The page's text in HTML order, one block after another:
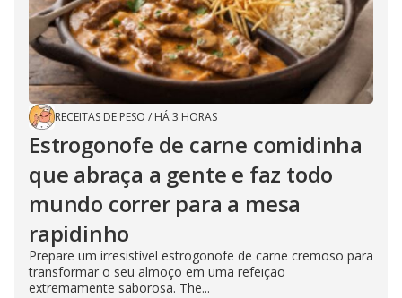
RECEITAS DE PESO / HÁ 3 HORAS
Estrogonofe de carne comidinha
que abraça a gente e faz todo
mundo correr para a mesa
rapidinho
Prepare um irresistível estrogonofe de carne cremoso para
transformar o seu almoço em uma refeição
extremamente saborosa. The...